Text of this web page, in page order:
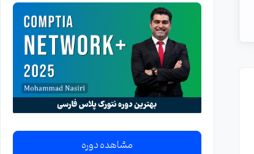
مشاهده دوره